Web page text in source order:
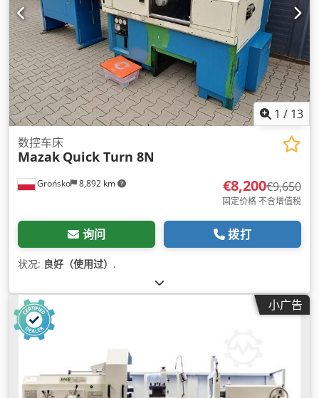
1 / 13
Grońsko 8,892 km
数控车床
Mazak Quick Turn 8N
€8,200€9,650
固定价格 不含增值税
询问 拨打
状况: 良好（使用过） ,
小广告